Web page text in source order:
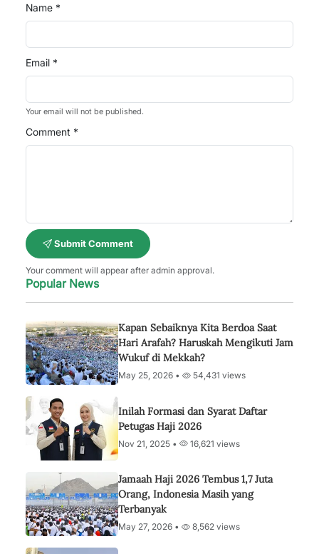
Name *
Email *
Your email will not be published.
Comment *
Submit Comment
Your comment will appear after admin approval.
Popular News
Kapan Sebaiknya Kita Berdoa Saat
Hari Arafah? Haruskah Mengikuti Jam
Wukuf di Mekkah?
May 25, 2026 • 54,431 views
Inilah Formasi dan Syarat Daftar
Petugas Haji 2026
Nov 21, 2025 • 16,621 views
Jamaah Haji 2026 Tembus 1,7 Juta
Orang, Indonesia Masih yang
Terbanyak
May 27, 2026 • 8,562 views